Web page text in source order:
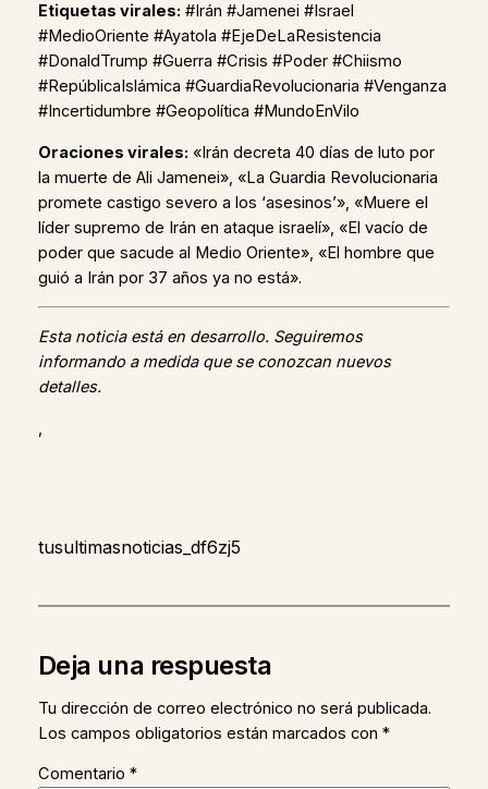
Etiquetas virales: #Irán #Jamenei #Israel
#MedioOriente #Ayatola #EjeDeLaResistencia
#DonaldTrump #Guerra #Crisis #Poder #Chiismo
#RepúblicaIslámica #GuardiaRevolucionaria #Venganza
#Incertidumbre #Geopolítica #MundoEnVilo
Oraciones virales: «Irán decreta 40 días de luto por
la muerte de Ali Jamenei», «La Guardia Revolucionaria
promete castigo severo a los ‘asesinos’», «Muere el
líder supremo de Irán en ataque israelí», «El vacío de
poder que sacude al Medio Oriente», «El hombre que
guió a Irán por 37 años ya no está».
Esta noticia está en desarrollo. Seguiremos
informando a medida que se conozcan nuevos
detalles.
tusultimasnoticias_df6zj5
Deja una respuesta
Tu dirección de correo electrónico no será publicada.
Los campos obligatorios están marcados con *
Comentario *